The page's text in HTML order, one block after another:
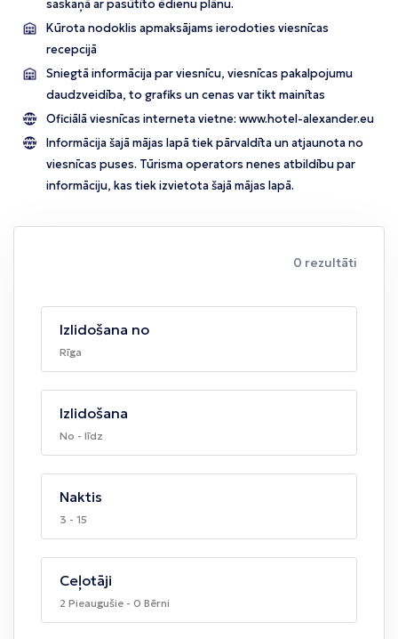
saskaņā ar pasūtīto ēdienu plānu.
Kūrota nodoklis apmaksājams ierodoties viesnīcas
recepcijā
Sniegtā informācija par viesnīcu, viesnīcas pakalpojumu
daudzveidība, to grafiks un cenas var tikt mainītas
Oficiālā viesnīcas interneta vietne: www.hotel-alexander.eu
Informācija šajā mājas lapā tiek pārvaldīta un atjaunota no
viesnīcas puses. Tūrisma operators nenes atbildību par
informāciju, kas tiek izvietota šajā mājas lapā.
0 rezultāti
Izlidošana no
Rīga
Izlidošana
No - līdz
Naktis
3 - 15
Ceļotāji
2 Pieaugušie - 0 Bērni